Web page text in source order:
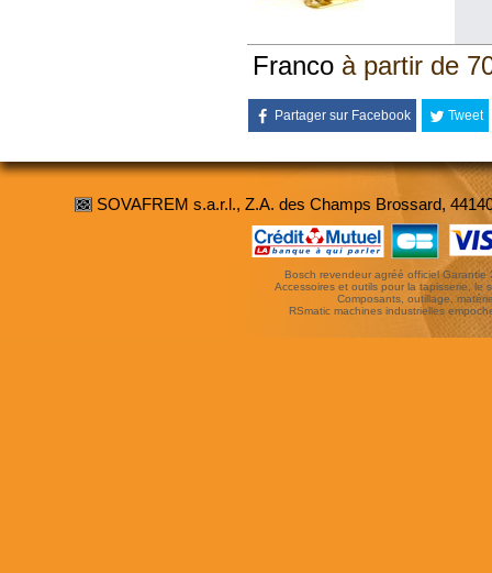
Franco à partir de
Partager sur Facebook Tweet
SOVAFREM s.a.r.l., Z.A. des Champs Brossard,
Bosch revendeur agréé officiel Garantie
Accessoires et outils pour la tapisserie, le
Composants, outillage,
RSmatic machines industrielles